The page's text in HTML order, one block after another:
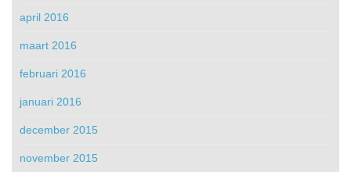
april 2016
maart 2016
februari 2016
januari 2016
december 2015
november 2015